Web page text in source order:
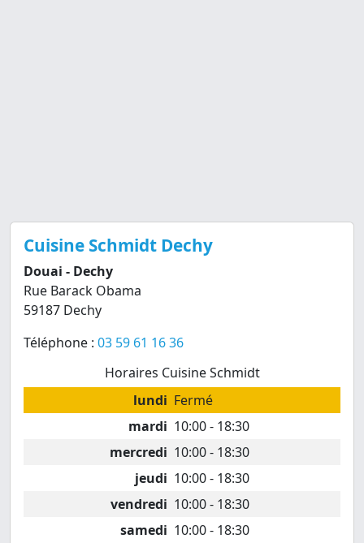
Cuisine Schmidt Dechy
Douai - Dechy
Rue Barack Obama
59187 Dechy
Téléphone : 03 59 61 16 36
Horaires Cuisine Schmidt
lundi Fermé
mardi 10:00 - 18:30
mercredi 10:00 - 18:30
jeudi 10:00 - 18:30
vendredi 10:00 - 18:30
samedi 10:00 - 18:30